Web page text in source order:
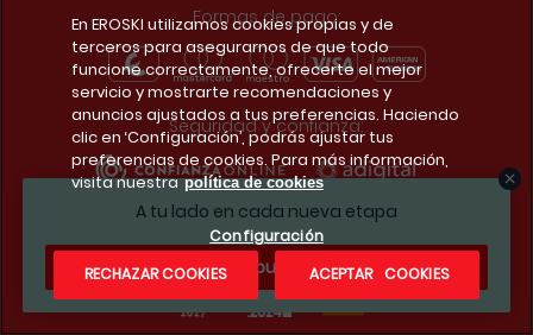
A tu lado en cada nueva etapa
¿Te apuntas?
Formas de pago:
Seguridad y confianza:
Premios y reconocimientos:
En EROSKI utilizamos cookies propias y de
terceros para asegurarnos de que todo
funcione correctamente, ofrecerte el mejor
servicio y mostrarte recomendaciones y
anuncios ajustados a tus preferencias. Haciendo
clic en ‘Configuración’, podrás ajustar tus
preferencias de cookies. Para más información,
visita nuestra política de cookies
Configuración
RECHAZAR COOKIES
ACEPTAR COOKIES